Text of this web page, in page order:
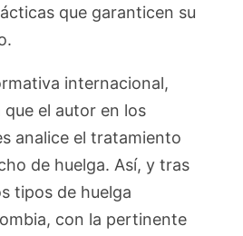
que garanticen su
internacional,
el autor en los
analice el tratamiento
de huelga. Así, y tras
tipos de huelga
con la pertinente